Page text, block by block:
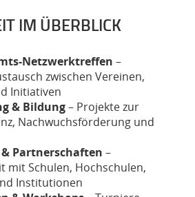
IM ÜBERBLICK
Netzwerktreffen –
zwischen Vereinen,
Initiativen
& Bildung– Projekte zur
Nachwuchsförderung und
Partnerschaften –
mit Schulen, Hochschulen,
Institutionen